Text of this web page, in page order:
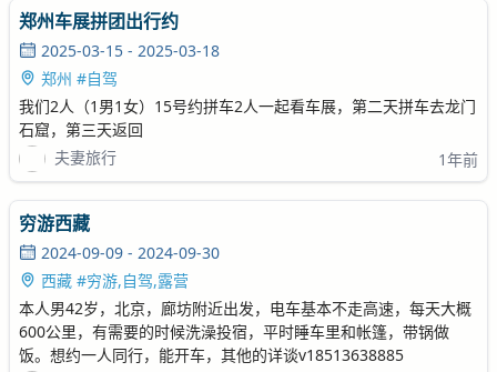
郑州车展拼团出行约
2025-03-15 - 2025-03-18
郑州 #自驾
我们2人（1男1女）15号约拼车2人一起看车展，第二天拼车去龙门
石窟，第三天返回
夫妻旅行
1年前
穷游西藏
2024-09-09 - 2024-09-30
西藏 #穷游,自驾,露营
本人男42岁，北京，廊坊附近出发，电车基本不走高速，每天大概
600公里，有需要的时候洗澡投宿，平时睡车里和帐篷，带锅做
饭。想约一人同行，能开车，其他的详谈v18513638885